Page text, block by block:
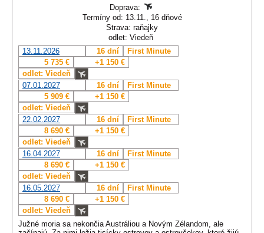
Doprava:
Termíny od: 13.11., 16 dňové
Strava: raňajky
odlet: Viedeň
13.11.2026
16 dní
First Minute
5 735 €
+1 150 €
odlet: Viedeň
07.01.2027
16 dní
First Minute
5 909 €
+1 150 €
odlet: Viedeň
22.02.2027
16 dní
First Minute
8 690 €
+1 150 €
odlet: Viedeň
16.04.2027
16 dní
First Minute
8 690 €
+1 150 €
odlet: Viedeň
16.05.2027
16 dní
First Minute
8 690 €
+1 150 €
odlet: Viedeň
Južné moria sa nekončia Austráliou a Novým Zélandom, ale